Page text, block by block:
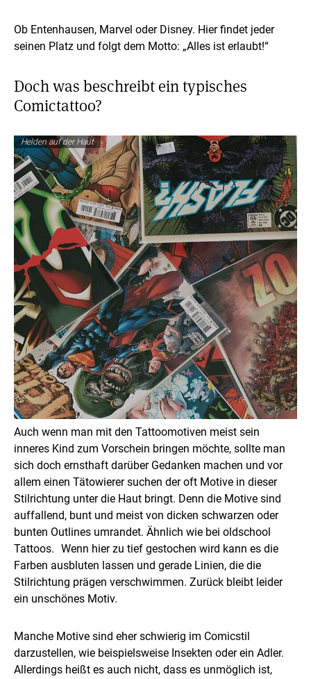
Ob Entenhausen, Marvel oder Disney. Hier findet jeder
seinen Platz und folgt dem Motto: „Alles ist erlaubt!“
Doch was beschreibt ein typisches
Comictattoo?
Helden auf der Haut
Auch wenn man mit den Tattoomotiven meist sein
inneres Kind zum Vorschein bringen möchte, sollte man
sich doch ernsthaft darüber Gedanken machen und vor
allem einen Tätowierer suchen der oft Motive in dieser
Stilrichtung unter die Haut bringt. Denn die Motive sind
auffallend, bunt und meist von dicken schwarzen oder
bunten Outlines umrandet. Ähnlich wie bei oldschool
Tattoos. Wenn hier zu tief gestochen wird kann es die
Farben ausbluten lassen und gerade Linien, die die
Stilrichtung prägen verschwimmen. Zurück bleibt leider
ein unschönes Motiv.
Manche Motive sind eher schwierig im Comicstil
darzustellen, wie beispielsweise Insekten oder ein Adler.
Allerdings heißt es auch nicht, dass es unmöglich ist,